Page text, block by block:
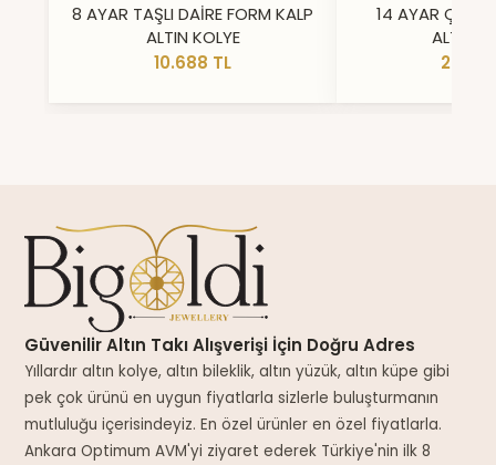
8 AYAR TAŞLI DAİRE FORM KALP
ALTIN KOLYE
10.688 TL
14 AYAR ÇİFT
ALTIN
Güvenilir Altın Takı Alışverişi İçin Doğru Adres
Yıllardır altın kolye, altın bileklik, altın yüzük, altın küpe gibi
pek çok ürünü en uygun fiyatlarla sizlerle buluşturmanın
mutluluğu içerisindeyiz. En özel ürünler en özel fiyatlarla.
Ankara Optimum AVM'yi ziyaret ederek Türkiye'nin ilk 8